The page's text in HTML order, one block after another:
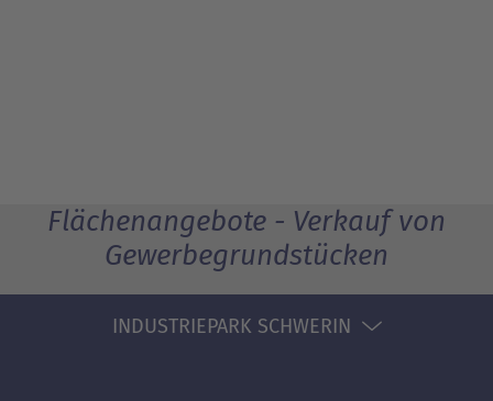
Flächenangebote - Verkauf von
Gewerbegrundstücken
INDUSTRIEPARK SCHWERIN